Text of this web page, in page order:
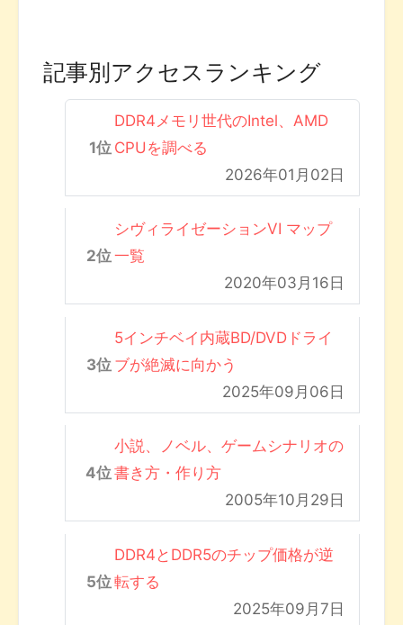
記事別アクセスランキング
DDR4メモリ世代のIntel、AMD
CPUを調べる
2026年01月02日
シヴィライゼーションVI マップ
一覧
2020年03月16日
5インチベイ内蔵BD/DVDドライ
ブが絶滅に向かう
2025年09月06日
小説、ノベル、ゲームシナリオの
書き方・作り方
2005年10月29日
DDR4とDDR5のチップ価格が逆
転する
2025年09月7日